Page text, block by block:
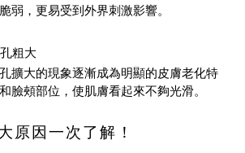
弱，更易受到 外界刺激影響。
粗大
擴大的現象逐漸成為明顯的皮膚老化特
和臉頰部位，使肌膚看起來不夠光滑。
原因一次了解！